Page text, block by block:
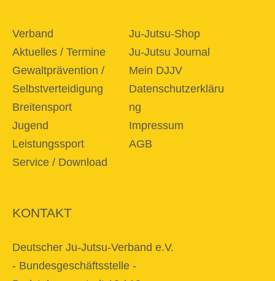
Verband
Aktuelles / Termine
Gewaltprävention /
Selbstverteidigung
Breitensport
Jugend
Leistungssport
Service / Download
Ju-Jutsu-Shop
Ju-Jutsu Journal
Mein DJJV
Datenschutzerkläru
ng
Impressum
AGB
KONTAKT
Deutscher Ju-Jutsu-Verband e.V.
- Bundesgeschäftsstelle -